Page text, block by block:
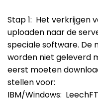
Stap 1: Het verkrijgen
uploaden naar de
speciale software. De
worden niet geleverd
eerst moeten
stellen voor:
IBM/Windows: